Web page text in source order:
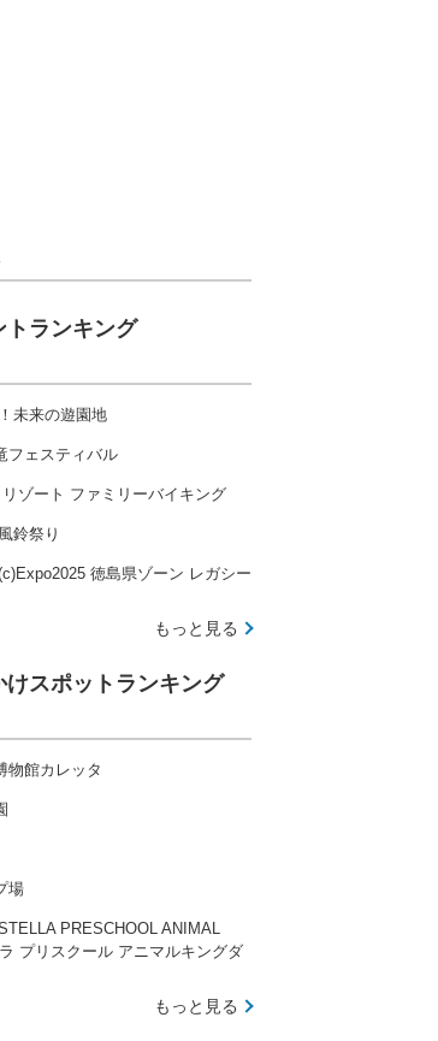
トランキング
未来の遊園地
フェスティバル
ゾート ファミリーバイキング
鈴祭り
徳島県ゾーン レガシー
もっと見る
けスポットランキング
物館カレッタ
場
PRESCHOOL ANIMAL
プリスクール アニマルキングダ
もっと見る